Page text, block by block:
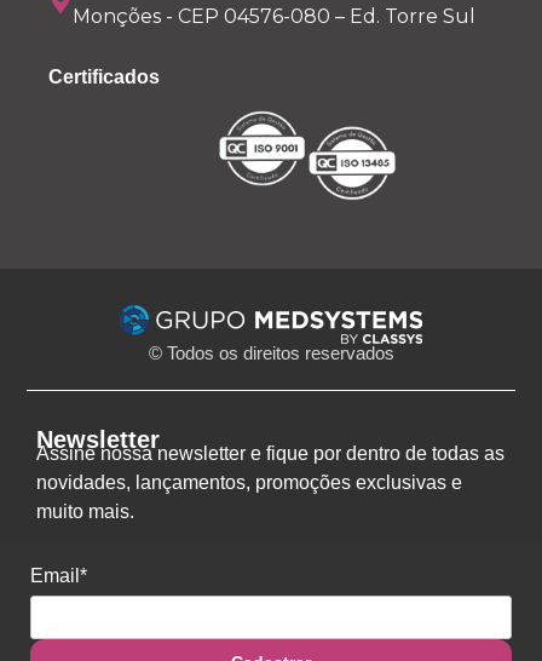
Monções - CEP 04576-080 – Ed. Torre Sul
Certificados
© Todos os direitos reservados
Newsletter
Assine nossa newsletter e fique por dentro de todas as
novidades, lançamentos, promoções exclusivas e
muito mais.
Email*